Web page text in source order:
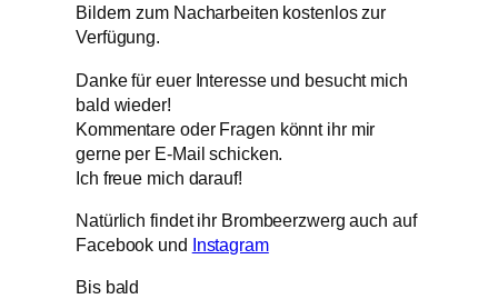
Bildern zum Nacharbeiten kostenlos zur
Verfügung.
Danke für euer Interesse und besucht mich
bald wieder!
Kommentare oder Fragen könnt ihr mir
gerne per E-Mail schicken.
Ich freue mich darauf!
Natürlich findet ihr Brombeerzwerg auch auf
Facebook und Instagram
Bis bald